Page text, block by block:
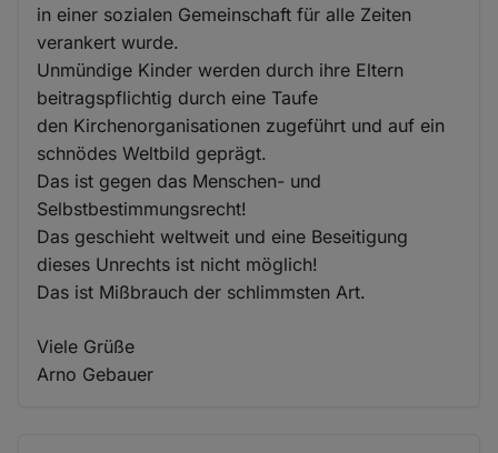
in einer sozialen Gemeinschaft für alle Zeiten
verankert wurde.
Unmündige Kinder werden durch ihre Eltern
beitragspflichtig durch eine Taufe
den Kirchenorganisationen zugeführt und auf ein
schnödes Weltbild geprägt.
Das ist gegen das Menschen- und
Selbstbestimmungsrecht!
Das geschieht weltweit und eine Beseitigung
dieses Unrechts ist nicht möglich!
Das ist Mißbrauch der schlimmsten Art.
Viele Grüße
Arno Gebauer